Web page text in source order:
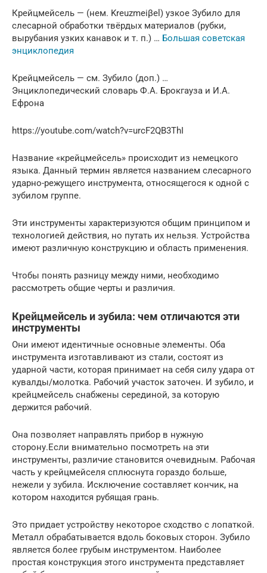
Крейцмейсель — (нем. Kreuzmeiβel) узкое Зубило для
слесарной обработки твёрдых материалов (рубки,
вырубания узких канавок и т. п.) … Большая советская
энциклопедия
Крейцмейсель — см. Зубило (доп.) …
Энциклопедический словарь Ф.А. Брокгауза и И.А.
Ефрона
https://youtube.com/watch?v=urcF2QB3ThI
Название «крейцмейсель» происходит из немецкого
языка. Данный термин является названием слесарного
ударно-режущего инструмента, относящегося к одной с
зубилом группе.
Эти инструменты характеризуются общим принципом и
технологией действия, но путать их нельзя. Устройства
имеют различную конструкцию и область применения.
Чтобы понять разницу между ними, необходимо
рассмотреть общие черты и различия.
Крейцмейсель и зубила: чем отличаются эти
инструменты
Они имеют идентичные основные элементы. Оба
инструмента изготавливают из стали, состоят из
ударной части, которая принимает на себя силу удара от
кувалды/молотка. Рабочий участок заточен. И зубило, и
крейцмейсель снабжены серединой, за которую
держится рабочий.
Она позволяет направлять прибор в нужную
сторону.Если внимательно посмотреть на эти
инструменты, различие становится очевидным. Рабочая
часть у крейцмейселя сплюснута гораздо больше,
нежели у зубила. Исключение составляет кончик, на
котором находится рубящая грань.
Это придает устройству некоторое сходство с лопаткой.
Металл обрабатывается вдоль боковых сторон. Зубило
является более грубым инструментом. Наиболее
простая конструкция этого инструмента представляет